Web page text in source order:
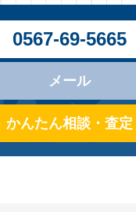
0567-69-5665
メール
かんたん相談・査定